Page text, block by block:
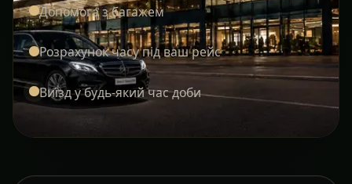
Допомога з багажем
Розрахунок часу під ваш рейс
Виїзд у будь-який час доби